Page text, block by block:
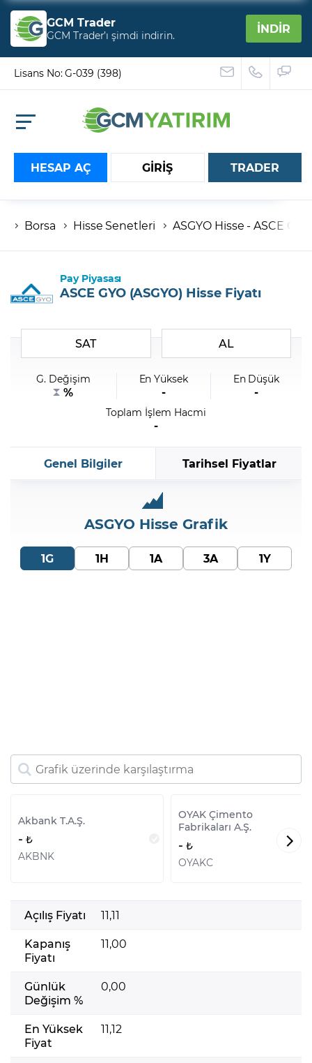
GCM Trader
GCM Trader’ı şimdi indirin. İNDİR
Lisans No: G-039 (398)
HESAP AÇ GİRİŞ
Hesap numaranız
Şifremi Unuttum
TRADER
Borsa Hisse Senetleri ASGYO Hisse - ASCE
Pay Piyasası
ASCE GYO (ASGYO) Hisse Fiyatı
SAT AL
G. Değişim
%
En Yüksek
-
En Düşük
-
Toplam İşlem Hacmi
-
Genel Bilgiler Tarihsel Fiyatlar
ASGYO Hisse Grafik
1G 1H 1A 3A 1Y
Akbank T.A.Ş.
-
AKBNK
OYAK Çimento
Fabrikaları A.Ş.
-
OYAKC
Açılış Fiyatı
11,11
Kapanış
Fiyatı
11,00
Günlük
Değişim %
0,00
En Yüksek
Fiyat
11,12